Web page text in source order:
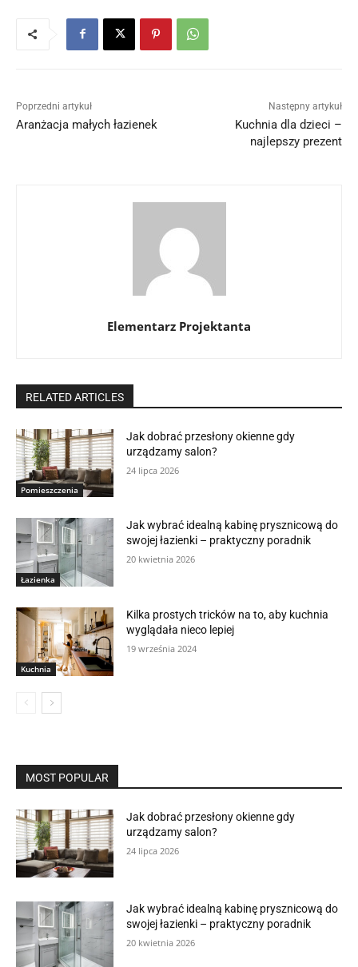
Poprzedni artykuł
Aranżacja małych łazienek
Następny artykuł
Kuchnia dla dzieci –
najlepszy prezent
Elementarz Projektanta
RELATED ARTICLES
Pomieszczenia
Jak dobrać przesłony okienne gdy
urządzamy salon?
24 lipca 2026
Łazienka
Jak wybrać idealną kabinę prysznicową do
swojej łazienki – praktyczny poradnik
20 kwietnia 2026
Kuchnia
Kilka prostych tricków na to, aby kuchnia
wyglądała nieco lepiej
19 września 2024
MOST POPULAR
Jak dobrać przesłony okienne gdy
urządzamy salon?
24 lipca 2026
Jak wybrać idealną kabinę prysznicową do
swojej łazienki – praktyczny poradnik
20 kwietnia 2026